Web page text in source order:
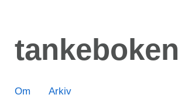
huvudinnehåll
tankeboken
Om Arkiv